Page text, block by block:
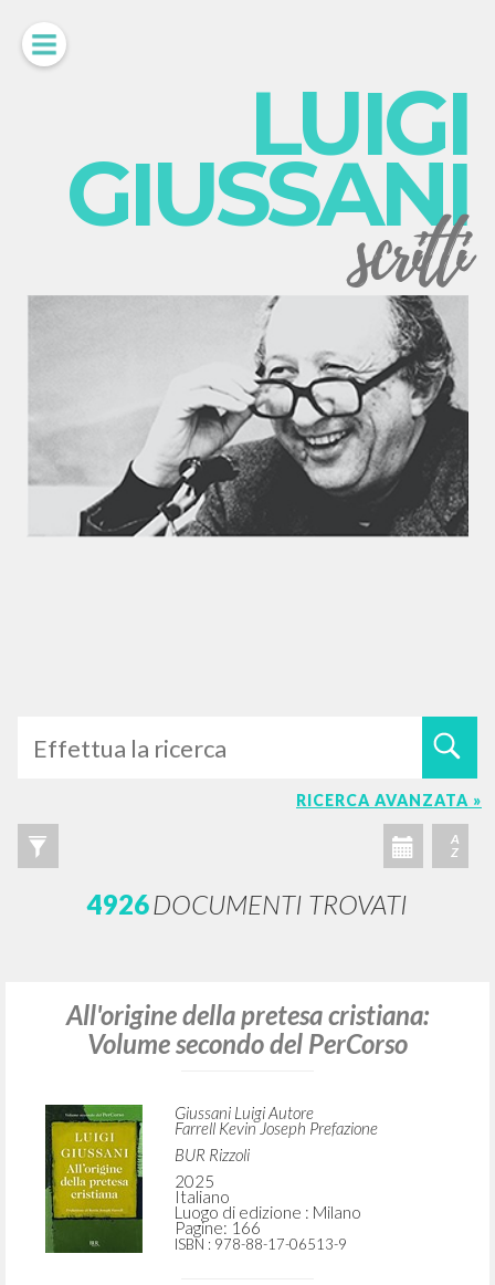
LUIGI
GIUSSANI
scritti
RICERCA AVANZATA »
A
Z
4926DOCUMENTI TROVATI
All'origine della pretesa cristiana:
Volume secondo del PerCorso
Giussani Luigi Autore
Farrell Kevin Joseph Prefazione
BUR Rizzoli
2025
Italiano
Luogo di edizione : Milano
Pagine: 166
ISBN : 978-88-17-06513-9